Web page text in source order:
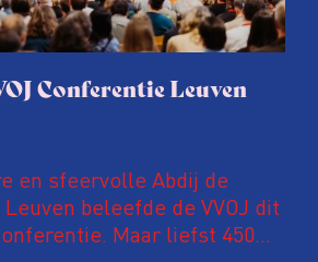
Conferentie Leuven
en sfeervolle Abdij de
beleefde de VVOJ dit
Maar liefst 450